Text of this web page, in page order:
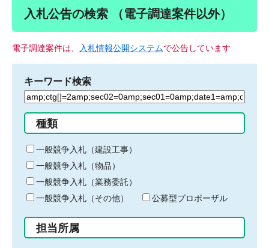
入札公告の検索 （電子調達案件以外）
電子調達案件は、 入札情報公開システムで公告しています
キーワード検索
検
る
キ
ー
ワ
ー
ド
入
力
種類
一般競争入札（建設工事）
一般競争入札（物品）
一般競争入札（業務委託）
一般競争入札（その他）
公募型プロポーザル
担当所属